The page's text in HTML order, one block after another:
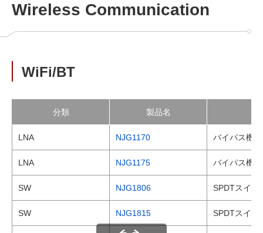
Wireless Communication
WiFi/BT
分類 製品名
LNA NJG1170 バイパス機
LNA NJG1175 バイパス機
SW NJG1806 SPDTスイッ
SW NJG1815 SPDTスイッ